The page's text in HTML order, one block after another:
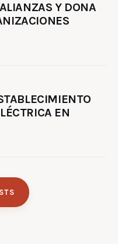
Y DONA
EN